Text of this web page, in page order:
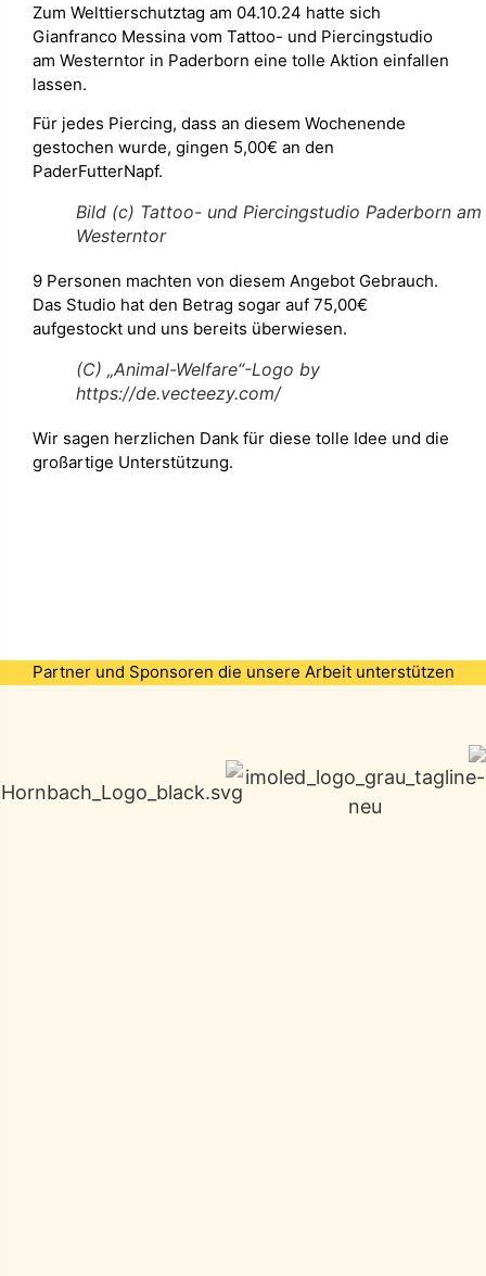
Zum Welttierschutztag am 04.10.24 hatte sich
Gianfranco Messina vom Tattoo- und Piercingstudio
am Westerntor in Paderborn eine tolle Aktion einfallen
lassen.
Für jedes Piercing, dass an diesem Wochenende
gestochen wurde, gingen 5,00€ an den
PaderFutterNapf.
Bild (c) Tattoo- und Piercingstudio Paderborn am
Westerntor
9 Personen machten von diesem Angebot Gebrauch.
Das Studio hat den Betrag sogar auf 75,00€
aufgestockt und uns bereits überwiesen.
(C) „Animal-Welfare“-Logo by
https://de.vecteezy.com/
Wir sagen herzlichen Dank für diese tolle Idee und die
großartige Unterstützung.
Partner und Sponsoren die unsere Arbeit unterstützen